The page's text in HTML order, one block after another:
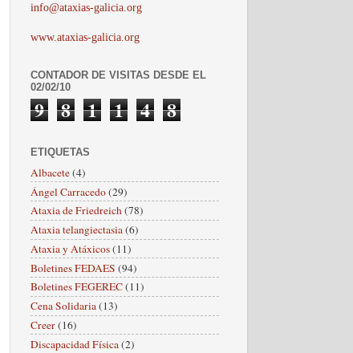
info@ataxias-galicia.org
www.ataxias-galicia.org
CONTADOR DE VISITAS DESDE EL
02/02/10
9 8 1 1 4 8
ETIQUETAS
Albacete(4)
Ángel Carracedo(29)
Ataxia de Friedreich(78)
Ataxia telangiectasia(6)
Ataxia y Atáxicos(11)
Boletines FEDAES (94)
Boletines FEGEREC(11)
Cena Solidaria(13)
Creer(16)
Discapacidad Física(2)